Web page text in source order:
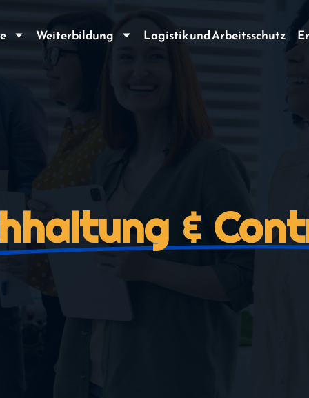
Weiterbildung Logistik und Arbeitsschutz
&